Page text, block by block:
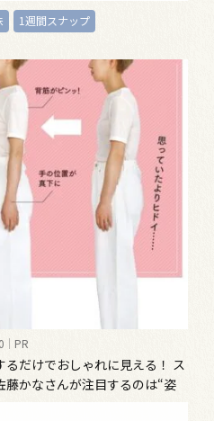
1週間スナップ
PR
るだけでおしゃれに見える！ ス
藤かなさんが注目するのは“姿